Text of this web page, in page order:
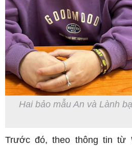
Hai bảo mẫu An và Lành
Trước đó, theo thông tin từ